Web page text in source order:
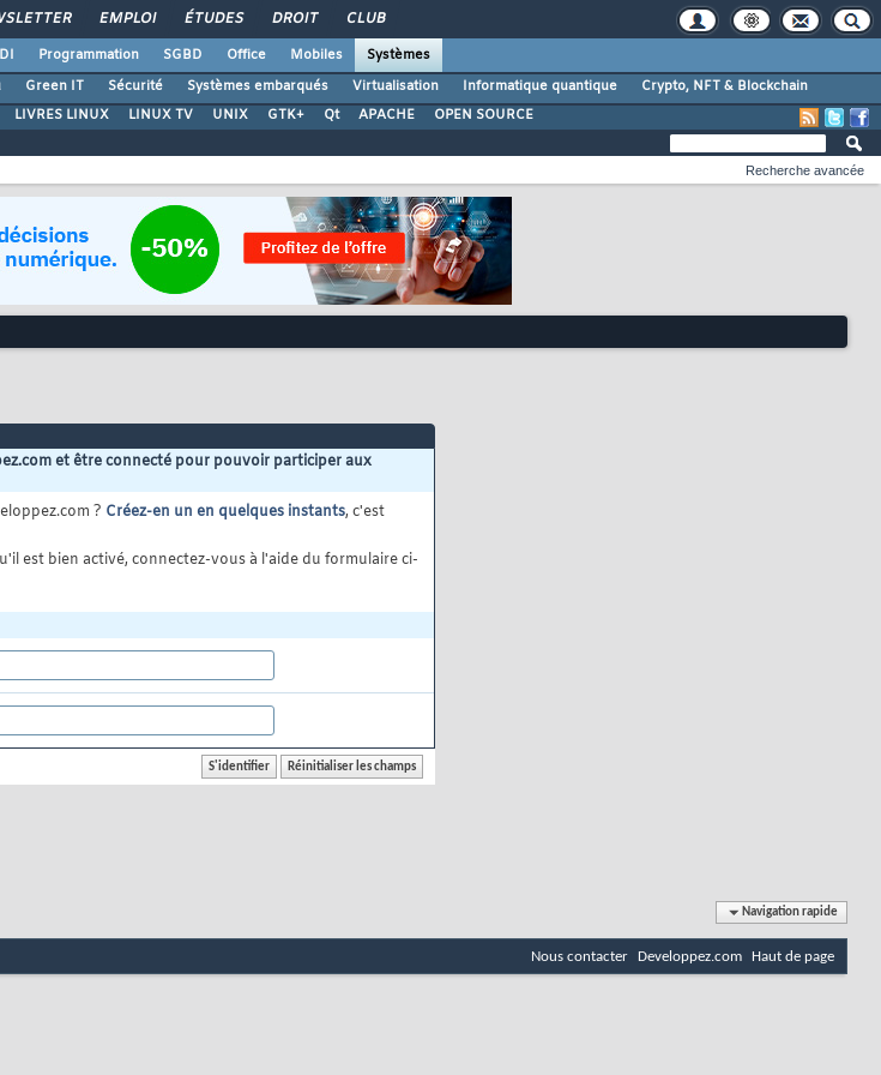
EMPLOI ÉTUDES DROIT CLUB
Programmation SGBD Office Mobiles
Systèmes
Green IT Sécurité Systèmes embarqués Virtualisation Informatique quantique
Crypto, NFT & Blockchain
LIVRES LINUX LINUX TV UNIX GTK+ Qt APACHE OPEN SOURCE
Recherche avancée
et être connecté pour pouvoir participer aux
? Créez-en un en quelques instants, c'est
est bien activé, connectez-vous à l'aide du formulaire ci-
Navigation rapide
Nous contacter Developpez.com Haut de page